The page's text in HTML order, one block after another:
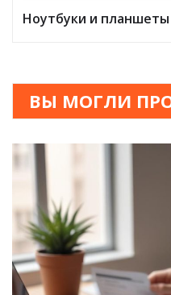
Ноутбуки и планшеты
ВЫ МОГЛИ